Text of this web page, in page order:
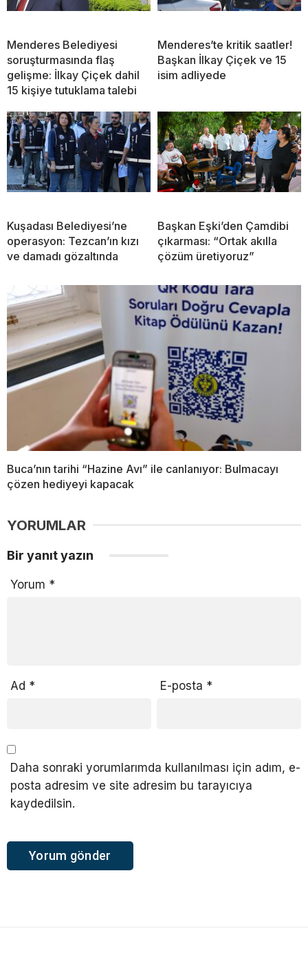
Menderes Belediyesi
soruşturmasında flaş
gelişme: İlkay Çiçek dahil
15 kişiye tutuklama talebi
Menderes’te kritik saatler!
Başkan İlkay Çiçek ve 15
isim adliyede
Kuşadası Belediyesi’ne
operasyon: Tezcan’ın kızı
ve damadı gözaltında
Başkan Eşki’den Çamdibi
çıkarması: “Ortak akılla
çözüm üretiyoruz”
Buca’nın tarihi “Hazine Avı” ile canlanıyor: Bulmacayı
çözen hediyeyi kapacak
YORUMLAR
Bir yanıt yazın
Yorum *
Ad * E-posta *
Daha sonraki yorumlarımda kullanılması için adım, e-
posta adresim ve site adresim bu tarayıcıya
kaydedilsin.